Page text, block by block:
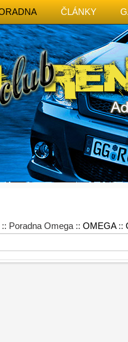
ČLÁNKY
:: Poradna Omega :: OMEGA::